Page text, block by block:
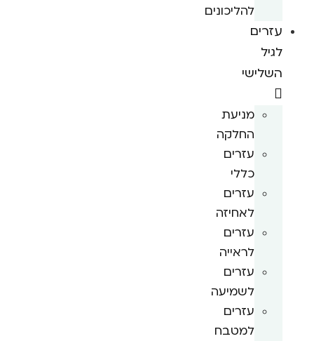
להליכונים
עזרים
לגיל
השלישי
מניעת
החלקה
עזרים
כללי
עזרים
לאחיזה
עזרים
לראייה
עזרים
לשמיעה
עזרים
למטבח